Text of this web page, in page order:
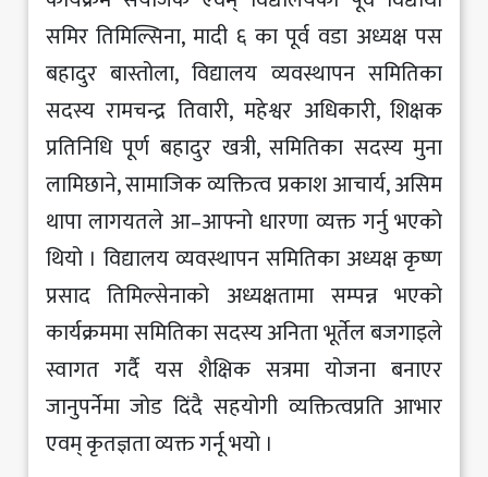
समिर तिमिल्सिना, मादी ६ का पूर्व वडा अध्यक्ष पस
बहादुर बास्तोला, विद्यालय व्यवस्थापन समितिका
सदस्य रामचन्द्र तिवारी, महेश्वर अधिकारी, शिक्षक
प्रतिनिधि पूर्ण बहादुर खत्री, समितिका सदस्य मुना
लामिछाने, सामाजिक व्यक्तित्व प्रकाश आचार्य, असिम
थापा लागयतले आ–आफ्नो धारणा व्यक्त गर्नु भएको
थियो । विद्यालय व्यवस्थापन समितिका अध्यक्ष कृष्ण
प्रसाद तिमिल्सेनाको अध्यक्षतामा सम्पन्न भएको
कार्यक्रममा समितिका सदस्य अनिता भूर्तेल बजगाइले
स्वागत गर्दै यस शैक्षिक सत्रमा योजना बनाएर
जानुपर्नेमा जोड दिंदै सहयोगी व्यक्तित्वप्रति आभार
एवम् कृतज्ञता व्यक्त गर्नू भयो ।